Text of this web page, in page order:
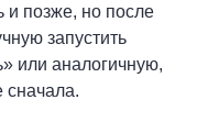
и позже, но после
запустить
или аналогичную,
сначала.